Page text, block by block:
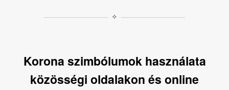
✧
Korona szimbólumok használata
közösségi oldalakon és online